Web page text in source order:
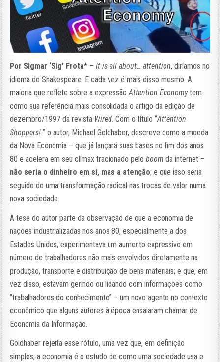
Por Sigmar ‘Sig’ Frota* –It is all about… attention, diríamos no
idioma de Shakespeare. E cada vez é mais disso mesmo. A
maioria que reflete sobre a expressãoAttention Economytem
como sua referência mais consolidada o artigo da edição de
dezembro/1997 da revista Wired. Com o título “Attention
Shoppers! ” o autor, Michael Goldhaber, descreve como a moeda
da Nova Economia – que já lançará suas bases no fim dos anos
80 e acelera em seu clímax tracionado peloboom da internet –
não seria o dinheiro em si, mas a atenção; e que isso seria
seguido de uma transformação radical nas trocas de valor numa
nova sociedade.
A tese do autor parte da observação de que a economia de
nações industrializadas nos anos 80, especialmente a dos
Estados Unidos, experimentava um aumento expressivo em
número de trabalhadores não mais envolvidos diretamente na
produção, transporte e distribuição de bens materiais; e que, em
vez disso, estavam gerindo ou lidando com informações como
“trabalhadores do conhecimento” – um novo agente no contexto
econômico que alguns autores à época ensaiaram chamar de
Economia da Informação.
Goldhaber rejeita esse rótulo, uma vez que, em definição
simples, a economia é o estudo de como uma sociedade usa e